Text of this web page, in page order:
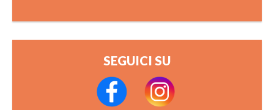
SEGUICI SU